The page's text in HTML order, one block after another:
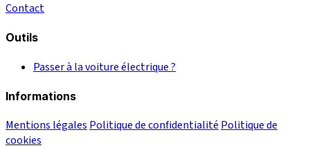
Contact
Outils
Passer à la voiture électrique ?
Informations
Mentions légales Politique de confidentialité Politique de
cookies